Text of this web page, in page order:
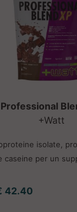
Professional
+Watt
isolate,
caseine per un
42.40